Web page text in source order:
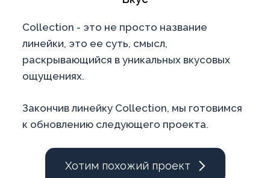
Collection - это не просто название
линейки, это ее суть, смысл,
раскрывающийся в уникальных вкусовых
ощущениях.
Закончив линейку Collection, мы готовимся
к обновлению следующего проекта.
Хотим похожий проект